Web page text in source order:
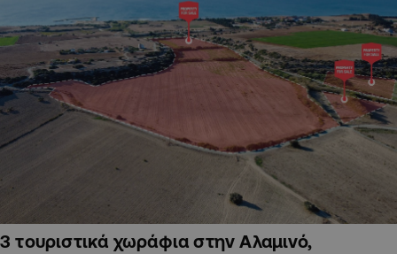
3 τουριστικά χωράφια στην Αλαμινό,